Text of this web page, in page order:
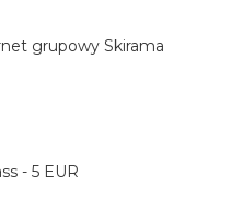
grupowy Skirama
- 5 EUR